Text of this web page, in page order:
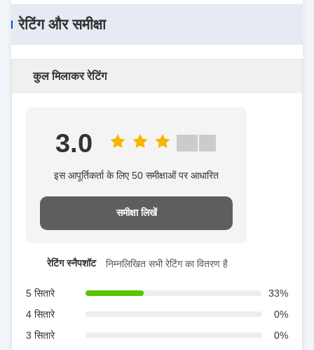
रेटिंग और समीक्षा
कुल मिलाकर रेटिंग
3.0
इस आपूर्तिकर्ता के लिए 50 समीक्षाओं पर आधारित
समीक्षा लिखें
रेटिंग स्नैपशॉट निम्नलिखित सभी रेटिंग का वितरण है
5 सितारे
33%
4 सितारे
0%
3 सितारे
0%